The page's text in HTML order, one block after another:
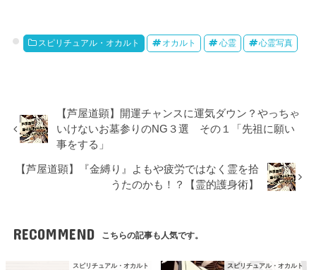
スピリチュアル・オカルト オカルト 心霊 心霊写真
【芦屋道顕】開運チャンスに運気ダウン？やっちゃ
いけないお墓参りのNG３選 その１「先祖に願い
事をする」
【芦屋道顕】『金縛り』よもや疲労ではなく霊を拾
うたのかも！？【霊的護身術】
RECOMMEND こちらの記事も人気です。
スピリチュアル・オカルト スピリチュアル・オカルト